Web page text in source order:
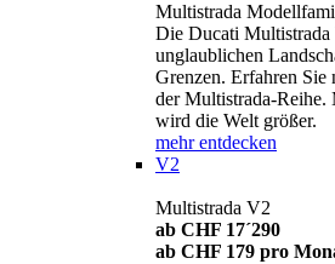
Multistrada
Die Ducati Multistrada
unglaublichen
Grenzen. Erfahren Sie
der Multistrada-
wird die Welt größer.
mehr entdecken
V2
Multistrada V2
ab CHF 17´290
ab CHF 179 pro